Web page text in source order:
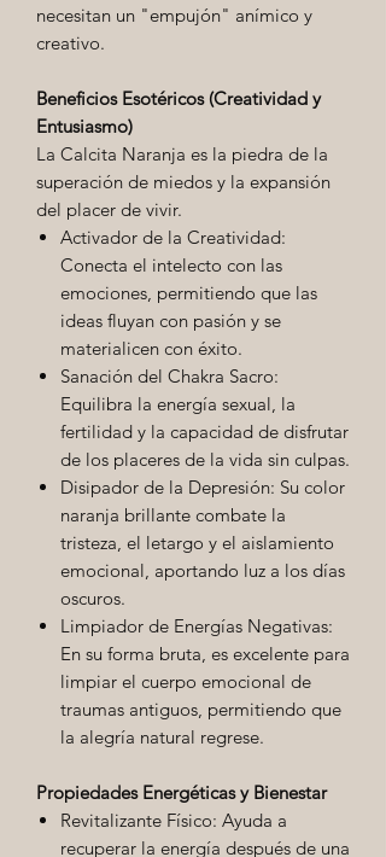
necesitan un "empujón" anímico y
creativo.
Beneficios Esotéricos (Creatividad y
Entusiasmo)
La Calcita Naranja es la piedra de la
superación de miedos y la expansión
del placer de vivir.
Activador de la Creatividad:
Conecta el intelecto con las
emociones, permitiendo que las
ideas fluyan con pasión y se
materialicen con éxito.
Sanación del Chakra Sacro:
Equilibra la energía sexual, la
fertilidad y la capacidad de disfrutar
de los placeres de la vida sin culpas.
Disipador de la Depresión: Su color
naranja brillante combate la
tristeza, el letargo y el aislamiento
emocional, aportando luz a los días
oscuros.
Limpiador de Energías Negativas:
En su forma bruta, es excelente para
limpiar el cuerpo emocional de
traumas antiguos, permitiendo que
la alegría natural regrese.
Propiedades Energéticas y Bienestar
Revitalizante Físico: Ayuda a
recuperar la energía después de una